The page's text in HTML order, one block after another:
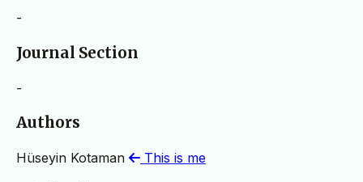
-
Journal Section
-
Authors
Hüseyin Kotaman This is me